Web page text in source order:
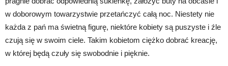
w doborowym towarzystwie przetańczyć całą noc. Niestety nie
każda z pań ma świetną figurę, niektóre kobiety są puszyste i źle
czują się w swoim ciele. Takim kobietom ciężko dobrać kreację,
w której będą czuły się swobodnie i pięknie.